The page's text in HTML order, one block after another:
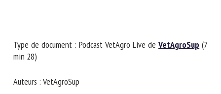
Type de document : Podcast VetAgro Live deVetAgroSup
(7 min 28)
Auteurs : VetAgroSup
Veuillez remplir le formulaire ci-dessous pour vous inscrire à
notre newsletter :